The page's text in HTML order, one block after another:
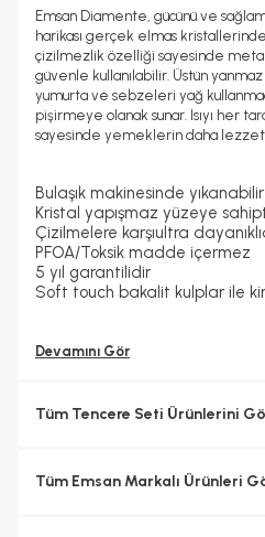
Emsan Diamente, gücünü ve
harikası gerçek elmas
çizilmezlik özelliği sayesinde
güvenle kullanılabilir. Üstün
yumurta ve sebzeleri yağ
pişirmeye olanak sunar. Isıyı her
sayesinde yemeklerin daha
Bulaşık makinesinde yıkanabilir
Kristal yapışmaz yüzeye
Çizilmelere karşıultra
PFOA/Toksik madde içermez
5 yıl garantilidir
Soft touch bakalit kulplar ile
Devamını Gör
Tüm Tencere Seti Ürünlerini
Tüm Emsan Markalı Ürünleri